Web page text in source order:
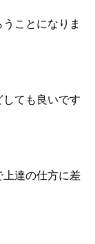
ことになりま
ても良いです
上達の仕方に差